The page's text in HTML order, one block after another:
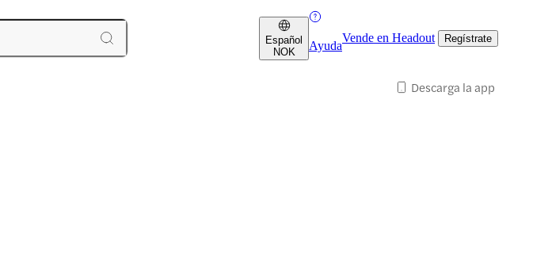
Español
NOK
Ayuda
Vende en Headout Regístrate
Descarga la app